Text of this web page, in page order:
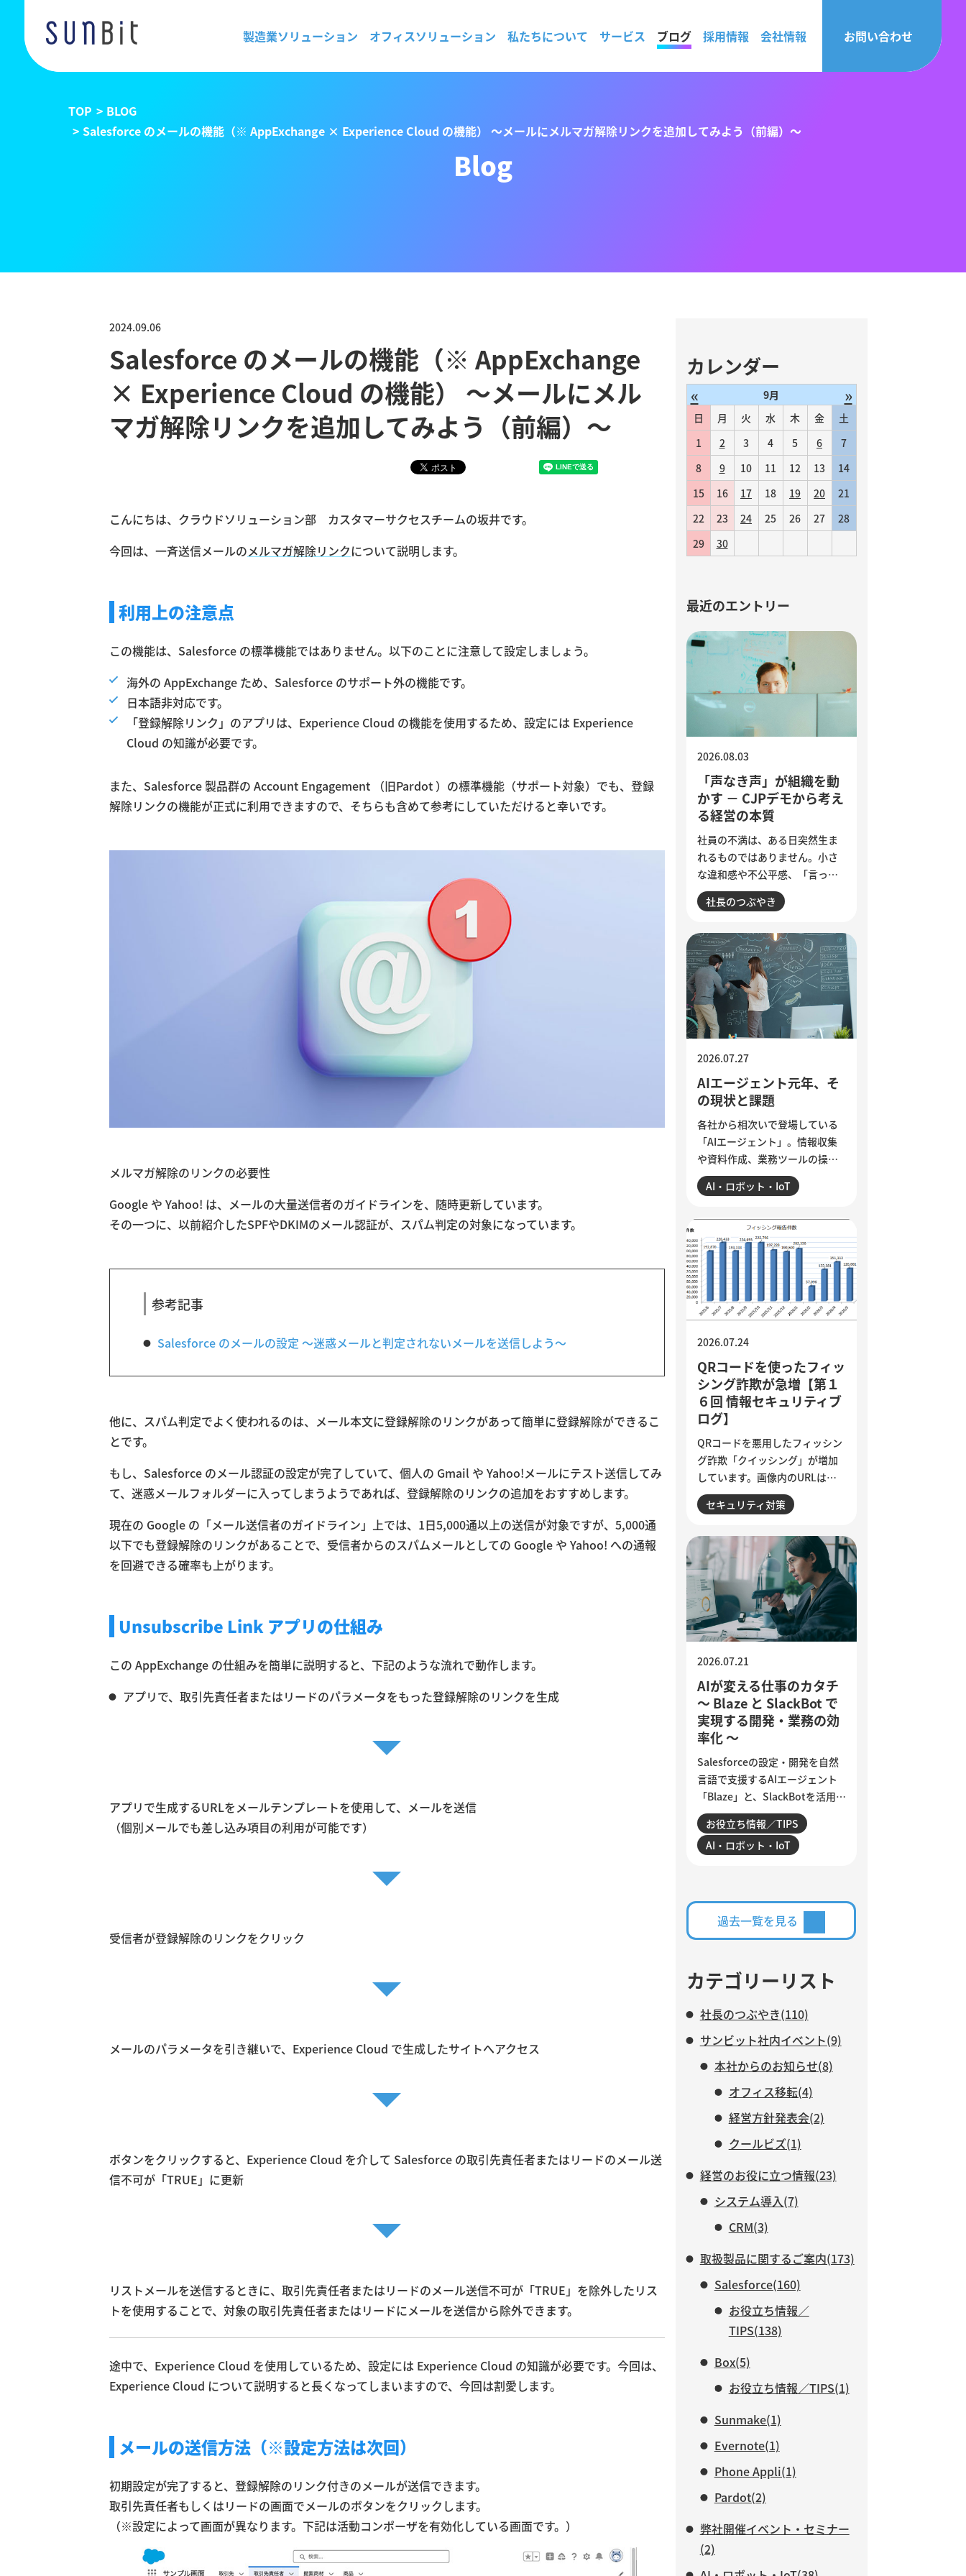
製造業ソリューション オフィスソリューション 私たちについて サービス ブログ 採用情報 会社情報 お問い合わせ
Blog
2024.09.06
Salesforce のメールの機能（※ AppExchange
× Experience Cloud の機能） 〜メールにメル
マガ解除リンクを追加してみよう（前編）〜
こんにちは、クラウドソリューション部 カスタマーサクセスチームの坂井です。
今回は、一斉送信メールのメルマガ解除リンクについて説明します。
利用上の注意点
この機能は、Salesforce の標準機能ではありません。以下のことに注意して設定しましょう。
海外の AppExchange ため、Salesforce のサポート外の機能です。
日本語非対応です。
「登録解除リンク」のアプリは、Experience Cloud の機能を使用するため、設定には Experience
Cloud の知識が必要です。
また、Salesforce 製品群の Account Engagement （旧Pardot ）の標準機能（サポート対象）でも、登録
解除リンクの機能が正式に利用できますので、そちらも含めて参考にしていただけると幸いです。
メルマガ解除のリンクの必要性
Google や Yahoo! は、メールの大量送信者のガイドラインを、随時更新しています。
その一つに、以前紹介したSPFやDKIMのメール認証が、スパム判定の対象になっています。
参考記事
Salesforce のメールの設定 〜迷惑メールと判定されないメールを送信しよう〜
他に、スパム判定でよく使われるのは、メール本文に登録解除のリンクがあって簡単に登録解除ができるこ
とです。
もし、Salesforce のメール認証の設定が完了していて、個人の Gmail や Yahoo!メールにテスト送信してみ
て、迷惑メールフォルダーに入ってしまうようであれば、登録解除のリンクの追加をおすすめします。
現在の Google の「メール送信者のガイドライン」上では、1日5,000通以上の送信が対象ですが、5,000通
以下でも登録解除のリンクがあることで、受信者からのスパムメールとしての Google や Yahoo! への通報
を回避できる確率も上がります。
Unsubscribe Link アプリの仕組み
この AppExchange の仕組みを簡単に説明すると、下記のような流れで動作します。
アプリで、取引先責任者またはリードのパラメータをもった登録解除のリンクを生成
アプリで生成するURLをメールテンプレートを使用して、メールを送信
（個別メールでも差し込み項目の利用が可能です）
受信者が登録解除のリンクをクリック
メールのパラメータを引き継いで、Experience Cloud で生成したサイトへアクセス
ボタンをクリックすると、Experience Cloud を介して Salesforce の取引先責任者またはリードのメール送
信不可が「TRUE」に更新
リストメールを送信するときに、取引先責任者またはリードのメール送信不可が「TRUE」を除外したリス
トを使用することで、対象の取引先責任者またはリードにメールを送信から除外できます。
途中で、Experience Cloud を使用しているため、設定には Experience Cloud の知識が必要です。今回は、
Experience Cloud について説明すると長くなってしまいますので、今回は割愛します。
メールの送信方法（※設定方法は次回）
初期設定が完了すると、登録解除のリンク付きのメールが送信できます。
取引先責任者もしくはリードの画面でメールのボタンをクリックします。
（※設定によって画面が異なります。下記は活動コンポーザを有効化している画面です。）
カレンダー
« 9月 »
日 月 火 水 木 金
土
1
2 3 4 5 6
7
8
9 10 11 12 13
14
15
16 17 18 19 20
21
22
23 24 25 26 27
28
29
30
最近のエントリー
「声なき声」が組織を動
かす － CJPデモから考え
る経営の本質
2026.08.03
社員の不満は、ある日突然生ま
れるものではありません。小さ
な違和感や不公平感、「言って
も変わらない」という諦めが積
み重なり、退職やエンゲージメ
インドで若者の抗議運動が教育
相の辞任につながった出来事か
ら、組織に潜む「声なき声」に
耳を傾け、問題の兆しに誠実に
向き合う経営のあり方を考えま
す。
社長のつぶやき
AIエージェント元年、そ
の現状と課題
2026.07.27
各社から相次いで登場している
「AIエージェント」。情報収集
や資料作成、業務ツールの操作
まで任せられるようになった一
方、現場では「思ったほど使え
す。各社のAIエージェント機能
を紹介するとともに、導入がう
まくいかない5つの理由を整理。
業務の棚卸しや手順の分解、品
質基準の明文化など、小さく試
しながら実用化を進める方法を
AI・ロボット・IoT
QRコードを使ったフィッ
シング詐欺が急増【第１
６回 情報セキュリティブ
ログ】
2026.07.24
QRコードを悪用したフィッシン
グ詐欺「クイッシング」が増加
しています。画像内のURLはメ
ールフィルターで検知されにく
く、スマートフォンを経由して
です。セキュリティ意識が高い
人ほど狙われる巧妙な手口と、
被害を防ぐために実践したい3つ
の確認ポイントをご紹介しま
す。
セキュリティ対策
AIが変える仕事のカタチ
～ Blaze と SlackBot で
実現する開発・業務の効
率化 ～
2026.07.21
Salesforceの設定・開発を自然
言語で支援するAIエージェント
「Blaze」と、SlackBotを活用し
た業務自動化を紹介します。AI
は、日々の細かな作業をどこま
で効率化できるのでしょうか。
など、サンビットで実際に構
築・運用している仕組みを交え
ながら、AIに任せる業務と、人
て紹介します。
お役立ち情報／TIPS
AI・ロボット・IoT
過去一覧を見る
カテゴリーリスト
社長のつぶやき(110)
サンビット社内イベント(9)
本社からのお知らせ(8)
オフィス移転(4)
経営方針発表会(2)
クールビズ(1)
経営のお役に立つ情報(23)
システム導入(7)
CRM(3)
取扱製品に関するご案内(173)
Salesforce(160)
お役立ち情報／
TIPS(138)
Box(5)
お役立ち情報／TIPS(1)
Sunmake(1)
Evernote(1)
Phone Appli(1)
Pardot(2)
弊社開催イベント・セミナー
(2)
TOP
BLOG
Salesforce のメールの機能（※ AppExchange × Experience Cloud の機能） 〜メールにメルマガ解除リンクを追加してみよう（前編）〜